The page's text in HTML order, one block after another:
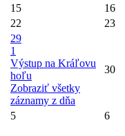
15
16
22 23
29
1
Výstup na Kráľovu
hoľu
Zobraziť všetky
záznamy z dňa
30
5 6